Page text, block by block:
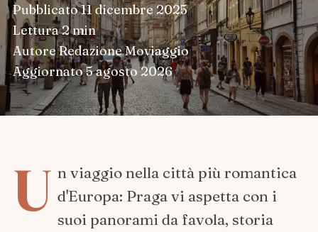
Pubblicato11 dicembre 2025
Lettura2 min
Autore Redazione Moviaggio
Aggiornato5 agosto 2026
U n viaggio nella città più romantica
d'Europa: Praga vi aspetta con i
suoi panorami da favola, storia